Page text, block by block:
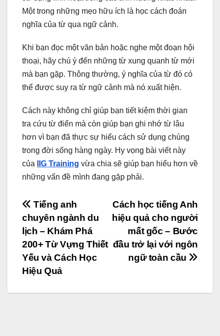
Một trong những mẹo hữu ích là học cách đoán
nghĩa của từ qua ngữ cảnh.
Khi bạn đọc một văn bản hoặc nghe một đoạn hội
thoại, hãy chú ý đến những từ xung quanh từ mới
mà bạn gặp. Thông thường, ý nghĩa của từ đó có
thể được suy ra từ ngữ cảnh mà nó xuất hiện.
Cách này không chỉ giúp bạn tiết kiệm thời gian
tra cứu từ điển mà còn giúp bạn ghi nhớ từ lâu
hơn vì bạn đã thực sự hiểu cách sử dụng chúng
trong đời sống hàng ngày. Hy vọng bài viết này
của
IIG Training vừa chia sẽ giúp bạn hiểu hơn về
những vấn đề mình đang gặp phải.
Điều
hướng
bài
viết
Cách học tiếng Anh
hiệu quả cho người
mất gốc – Bước
đầu trở lại với ngôn
ngữ toàn cầu
Tiếng anh
chuyên ngành du
lịch – Khám Phá
200+ Từ Vựng Thiết
Yếu và Cách Học
Hiệu Quả